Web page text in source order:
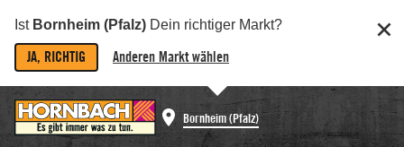
Ist Bornheim (Pfalz) Dein richtiger Markt?
JA, RICHTIG Anderen Markt wählen
Bornheim (Pfalz)